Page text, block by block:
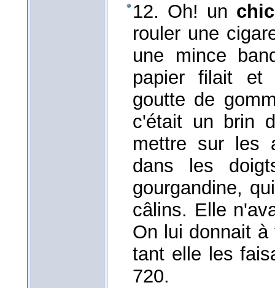
12. Oh! un chic
rouler une
une mince
papier filait et
goutte de
c'était un brin
mettre sur les
dans les
gourgandine,
câlins. Elle
On lui donnait
tant elle les
720.